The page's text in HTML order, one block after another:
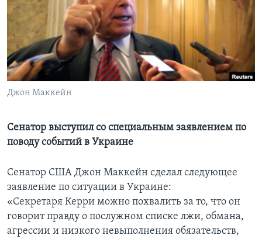
Learning English
СОЦИАЛЬНЫЕ СЕТИ
Джон Маккейн
Сенатор выступил со специальным заявлением по
поводу событий в Украине
Сенатор США Джон Маккейн сделал следующее
заявление по ситуации в Украине:
«Секретаря Керри можно похвалить за то, что он
говорит правду о послужном списке лжи, обмана,
агрессии и низкого невыполнения обязательств,